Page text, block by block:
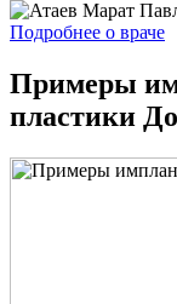
Подробнее о враче
Примеры
пластики